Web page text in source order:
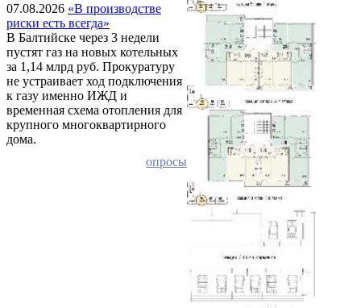
07.08.2026 «В производстве
риски есть всегда»
В Балтийске через 3 недели
пустят газ на новых котельных
за 1,14 млрд руб. Прокуратуру
не устраивает ход подключения
к газу именно ИЖД и
временная схема отопления для
крупного многоквартирного
дома.
опросы